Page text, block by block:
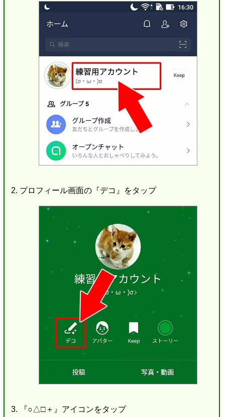
プロフィール画面の『デコ』をタップ
『○△□＋』アイコンをタップ